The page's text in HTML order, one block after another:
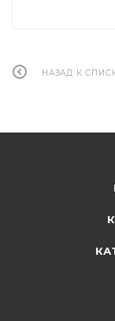
НАЗАД К